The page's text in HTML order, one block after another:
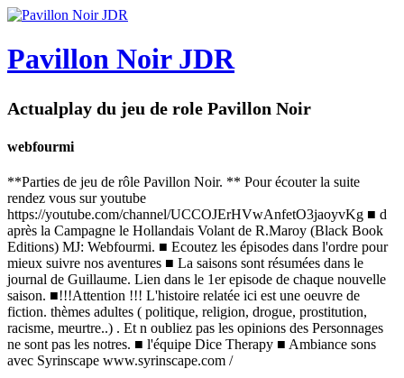
Pavillon Noir JDR
Actualplay du jeu de role Pavillon Noir
webfourmi
**Parties de jeu de rôle Pavillon Noir. ** Pour écouter la suite
rendez vous sur youtube
https://youtube.com/channel/UCCOJErHVwAnfetO3jaoyvKg ■ d
après la Campagne le Hollandais Volant de R.Maroy (Black Book
Editions) MJ: Webfourmi. ■ Ecoutez les épisodes dans l'ordre pour
mieux suivre nos aventures ■ La saisons sont résumées dans le
journal de Guillaume. Lien dans le 1er episode de chaque nouvelle
saison. ■!!!Attention !!! L'histoire relatée ici est une oeuvre de
fiction. thèmes adultes ( politique, religion, drogue, prostitution,
racisme, meurtre..) . Et n oubliez pas les opinions des Personnages
ne sont pas les notres. ■ l'équipe Dice Therapy ■ Ambiance sons
avec Syrinscape www.syrinscape.com /